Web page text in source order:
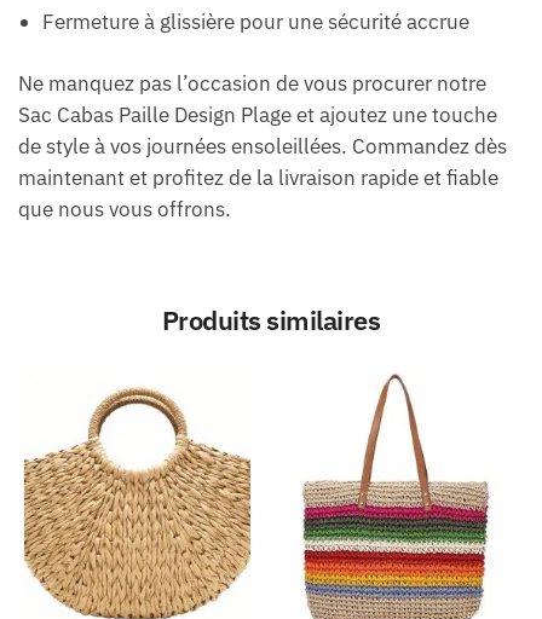
Fermeture à glissière pour une sécurité accrue
Ne manquez pas l’occasion de vous procurer notre
Sac Cabas Paille Design Plage et ajoutez une touche
de style à vos journées ensoleillées. Commandez dès
maintenant et profitez de la livraison rapide et fiable
que nous vous offrons.
Produits similaires